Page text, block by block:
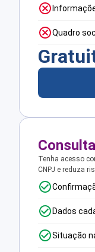
Quadro
Tenha acesso
CNPJ e reduza
Dados
Situação